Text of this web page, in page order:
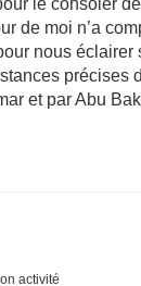
le consoler
de moi n’a
nous éclairer
précises
et par Abu
activité